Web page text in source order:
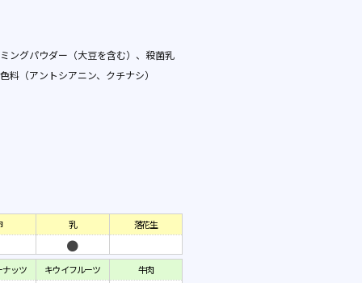
ングパウダー（大豆を含む）、殺菌乳
（アントシアニン、クチナシ）
乳 落花生
ナッツ キウイフルーツ 牛肉